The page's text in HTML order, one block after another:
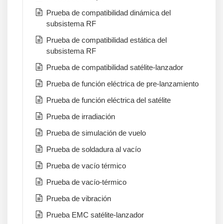
Prueba de compatibilidad dinámica del
subsistema RF
Prueba de compatibilidad estática del
subsistema RF
Prueba de compatibilidad satélite-lanzador
Prueba de función eléctrica de pre-lanzamiento
Prueba de función eléctrica del satélite
Prueba de irradiación
Prueba de simulación de vuelo
Prueba de soldadura al vacío
Prueba de vacío térmico
Prueba de vacío-térmico
Prueba de vibración
Prueba EMC satélite-lanzador